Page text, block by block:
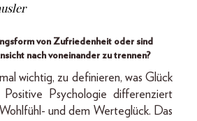
von Zufriedenheit oder sind
nach voneinander zu trennen?
wichtig, zu definieren, was Glück
Psychologie differenziert
und dem Werteglück. Das